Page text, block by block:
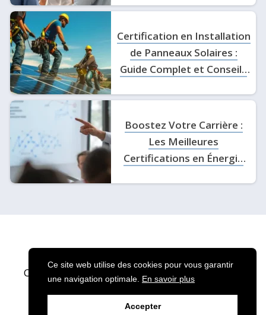
pour Vous!
Certification en Installation
de Panneaux Solaires :
Guide Complet et Conseils
Boostez Votre Carrière :
Les Meilleures
Certifications en Énergie
Copyright © 2024 Solaire Services · Tous droits
Ce site web utilise des cookies pour vous garantir
une navigation optimale. En savoir plus
Accepter